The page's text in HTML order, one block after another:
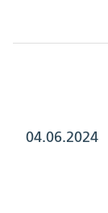
04.06.2024